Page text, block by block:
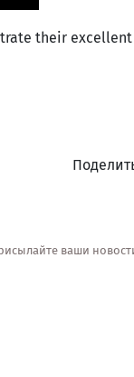
their
ваши